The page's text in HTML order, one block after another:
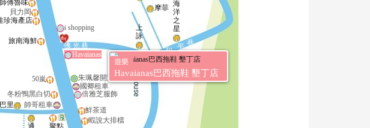
遊樂
Havaianas巴西拖鞋 墾丁店
傅魯味
貝力岡
珍海產店
旅南海鮮
冬粉鴨黑白切
50嵐
帥哥租車
里
佛 光巷
上
詠
海
洋
之
星
和 平 巷
Havaianas
朱珮馨開運字畫
國卿租車
鮮茶道
聚點
通
i shopping
倍雅芝服飾
摩菲
蝦說大排檔